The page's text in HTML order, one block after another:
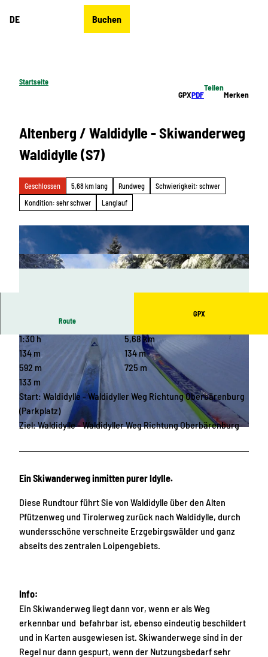
DE Buchen
Startseite
GPXPDF
Teilen
Merken
Altenberg / Waldidylle - Skiwanderweg
Waldidylle (S7)
Geschlossen 5,68 km lang Rundweg
Schwierigkeit: schwer
Kondition: sehr schwer
Langlauf
© Tourist-Information Altenberg | CC-BY-ND
© Tourist-Information Altenberg | CC-BY-ND
Route
GPX
1:30 h
5,68 km
134 m
134 m
592 m
725 m
133 m
Start: Waldidylle - Waldidyller Weg Richtung Oberbärenburg
(Parkplatz)
Ziel: Waldidylle - Waldidyller Weg Richtung Oberbärenburg
Ein Skiwanderweg inmitten purer Idylle.
Diese Rundtour führt Sie von Waldidylle über den Alten
Pfützenweg und Tirolerweg zurück nach Waldidylle, durch
wundersschöne verschneite Erzgebirgswälder und ganz
abseits des zentralen Loipengebiets.
Info:
Ein Skiwanderweg liegt dann vor, wenn er als Weg
erkennbar und befahrbar ist, ebenso eindeutig beschildert
und in Karten ausgewiesen ist. Skiwanderwege sind in der
Regel nur dann gespurt, wenn der Nutzungsbedarf sehr